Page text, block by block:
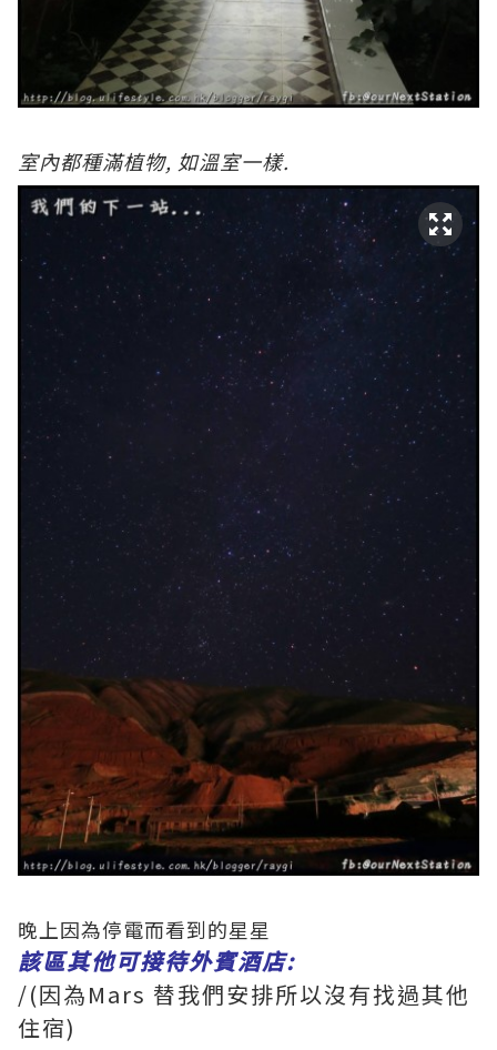
室內都種滿植物, 如溫室一樣.
晚上因為停電而看到的星星
該區其他可接待外賓酒店:
/(因為Mars 替我們安排所以沒有找過其他
住宿)